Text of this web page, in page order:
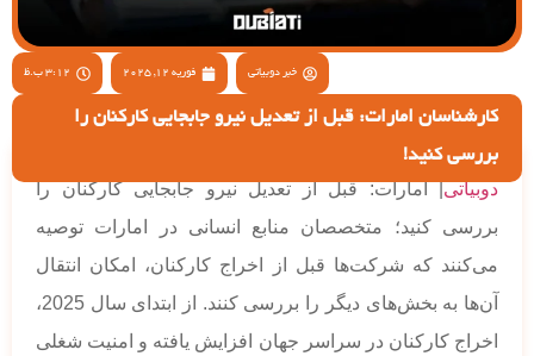
خبر دوبیاتی فوریه 12, 2025 3:12 ب.ظ
کارشناسان امارات: قبل از تعدیل نیرو جابجایی کارکنان را
بررسی کنید!
دوبیاتی| امارات: قبل از تعدیل نیرو جابجایی کارکنان را
بررسی کنید؛ متخصصان منابع انسانی در امارات توصیه
می‌کنند که شرکت‌ها قبل از اخراج کارکنان، امکان انتقال
آن‌ها به بخش‌های دیگر را بررسی کنند. از ابتدای سال 2025،
اخراج کارکنان در سراسر جهان افزایش یافته و امنیت شغلی